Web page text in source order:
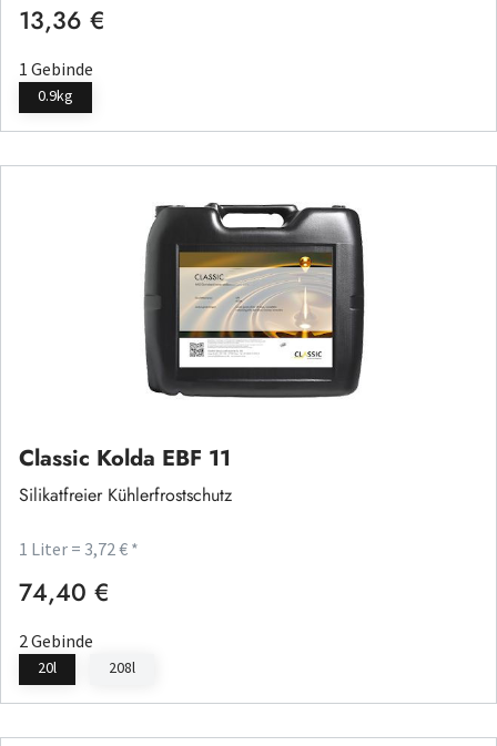
Regulärer Preis:
13,36 €
1 Gebinde
0.9kg
Classic Kolda EBF 11
Silikatfreier Kühlerfrostschutz
1 Liter = 3,72 € *
Regulärer Preis:
74,40 €
2 Gebinde
20l 208l